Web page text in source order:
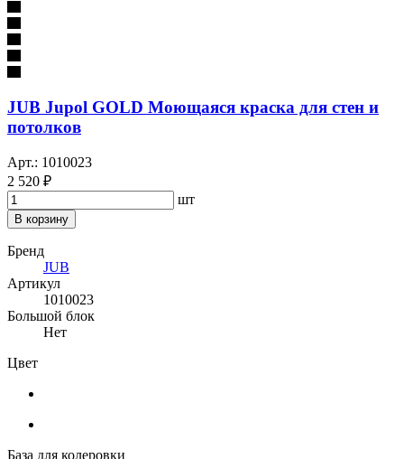
JUB Jupol GOLD Моющаяся краска для стен и
потолков
Арт.: 1010023
2 520 ₽
шт
В корзину
Бренд
JUB
Артикул
1010023
Большой блок
Нет
Цвет
База для колеровки